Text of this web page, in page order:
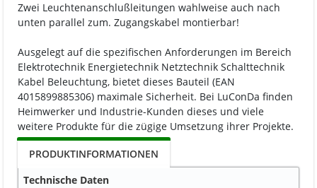
Zwei Leuchtenanschlußleitungen wahlweise auch nach
unten parallel zum. Zugangskabel montierbar!
Ausgelegt auf die spezifischen Anforderungen im Bereich
Elektrotechnik Energietechnik Netztechnik Schalttechnik
Kabel Beleuchtung, bietet dieses Bauteil (EAN
4015899885306) maximale Sicherheit. Bei LuConDa finden
Heimwerker und Industrie-Kunden dieses und viele
weitere Produkte für die zügige Umsetzung ihrer Projekte.
PRODUKTINFORMATIONEN
Technische Daten